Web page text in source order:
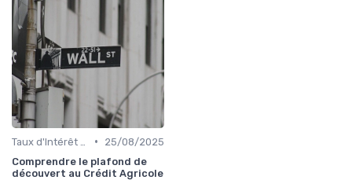
•
25/08/2025
Comprendre le plafond de
découvert au Crédit Agricole